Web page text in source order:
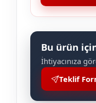
Bu ürün
İhtiyacınıza
Teklif